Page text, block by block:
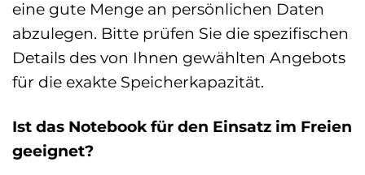
eine gute Menge an persönlichen Daten
abzulegen. Bitte prüfen Sie die spezifischen
Details des von Ihnen gewählten Angebots
für die exakte Speicherkapazität.
Ist das Notebook für den Einsatz im Freien
geeignet?